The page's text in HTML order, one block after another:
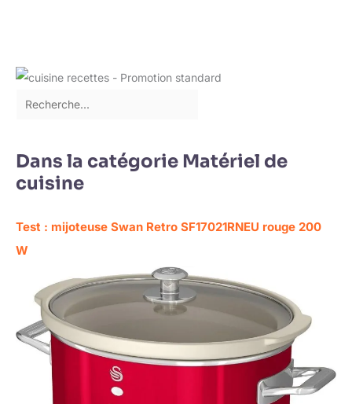
Dans la catégorie Matériel de
cuisine
Test : mijoteuse Swan Retro SF17021RNEU rouge 200
W